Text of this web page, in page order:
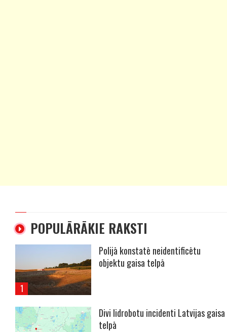
POPULĀRĀKIE RAKSTI
Polijā konstatē neidentificētu
objektu gaisa telpā
Divi lidrobotu incidenti Latvijas gaisa
telpā